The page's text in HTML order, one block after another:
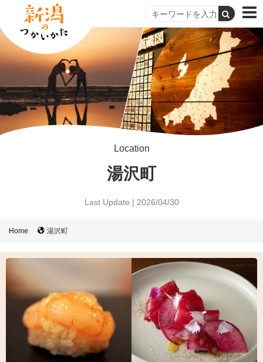
Location
湯沢町
Last Update | 2026/04/30
Home 湯沢町